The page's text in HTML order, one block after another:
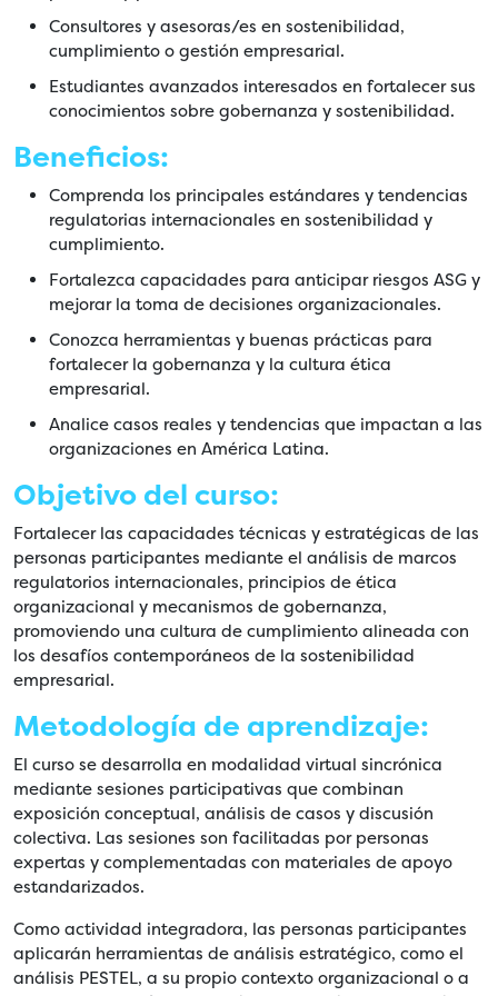
Consultores y asesoras/es en sostenibilidad,
cumplimiento o gestión empresarial.
Estudiantes avanzados interesados en fortalecer sus
conocimientos sobre gobernanza y sostenibilidad.
Beneficios:
Comprenda los principales estándares y tendencias
regulatorias internacionales en sostenibilidad y
cumplimiento.
Fortalezca capacidades para anticipar riesgos ASG y
mejorar la toma de decisiones organizacionales.
Conozca herramientas y buenas prácticas para
fortalecer la gobernanza y la cultura ética
empresarial.
Analice casos reales y tendencias que impactan a las
organizaciones en América Latina.
Objetivo del curso:
Fortalecer las capacidades técnicas y estratégicas de las
personas participantes mediante el análisis de marcos
regulatorios internacionales, principios de ética
organizacional y mecanismos de gobernanza,
promoviendo una cultura de cumplimiento alineada con
los desafíos contemporáneos de la sostenibilidad
empresarial.
Metodología de aprendizaje:
El curso se desarrolla en modalidad virtual sincrónica
mediante sesiones participativas que combinan
exposición conceptual, análisis de casos y discusión
colectiva. Las sesiones son facilitadas por personas
expertas y complementadas con materiales de apoyo
estandarizados.
Como actividad integradora, las personas participantes
aplicarán herramientas de análisis estratégico, como el
análisis PESTEL, a su propio contexto organizacional o a